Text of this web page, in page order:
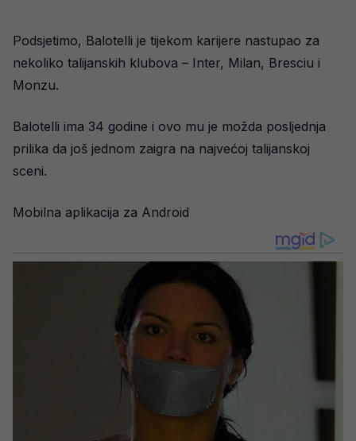
Podsjetimo, Balotelli je tijekom karijere nastupao za
nekoliko talijanskih klubova – Inter, Milan, Bresciu i
Monzu.
Balotelli ima 34 godine i ovo mu je možda posljednja
prilika da još jednom zaigra na najvećoj talijanskoj
sceni.
Mobilna aplikacija za Android